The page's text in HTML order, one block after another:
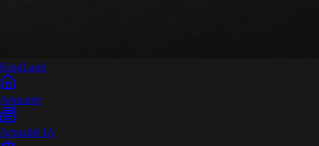
KingLand
Annuaire
Actualité IA